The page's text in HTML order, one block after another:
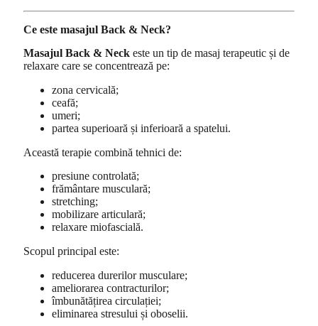
Ce este masajul Back & Neck?
Masajul Back & Neck este un tip de masaj terapeutic și de
relaxare care se concentrează pe:
zona cervicală;
ceafă;
umeri;
partea superioară și inferioară a spatelui.
Această terapie combină tehnici de:
presiune controlată;
frământare musculară;
stretching;
mobilizare articulară;
relaxare miofascială.
Scopul principal este:
reducerea durerilor musculare;
ameliorarea contracturilor;
îmbunătățirea circulației;
eliminarea stresului și oboselii.